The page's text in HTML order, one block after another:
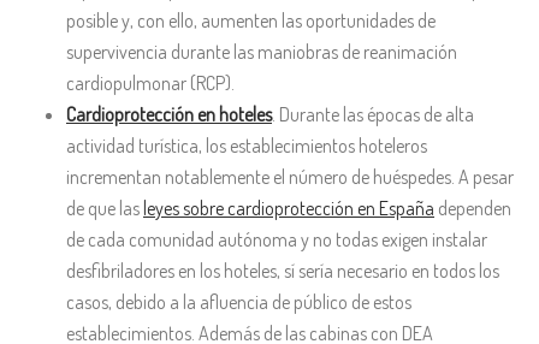
posible y, con ello, aumenten las oportunidades de
supervivencia durante las maniobras de reanimación
cardiopulmonar (RCP).
Cardioprotección en hoteles. Durante las épocas de alta
actividad turística, los establecimientos hoteleros
incrementan notablemente el número de huéspedes. A pesar
de que las leyes sobre cardioprotección en España dependen
de cada comunidad autónoma y no todas exigen instalar
desfibriladores en los hoteles, sí sería necesario en todos los
casos, debido a la afluencia de público de estos
establecimientos. Además de las cabinas con DEA